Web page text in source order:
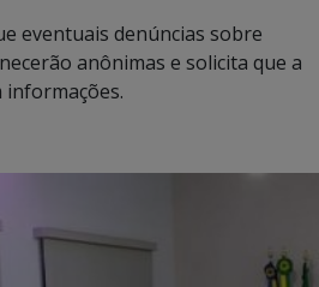
eventuais denúncias sobre
anônimas e solicita que a
informações.